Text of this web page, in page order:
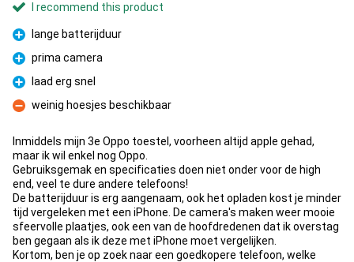
I recommend this product
Pro
lange batterijduur
Pro
prima camera
Pro
laad erg snel
Con
weinig hoesjes beschikbaar
Inmiddels mijn 3e Oppo toestel, voorheen altijd apple gehad,
maar ik wil enkel nog Oppo.
Gebruiksgemak en specificaties doen niet onder voor de high
end, veel te dure andere telefoons!
De batterijduur is erg aangenaam, ook het opladen kost je minder
tijd vergeleken met een iPhone. De camera's maken weer mooie
sfeervolle plaatjes, ook een van de hoofdredenen dat ik overstag
ben gegaan als ik deze met iPhone moet vergelijken.
Kortom, ben je op zoek naar een goedkopere telefoon, welke